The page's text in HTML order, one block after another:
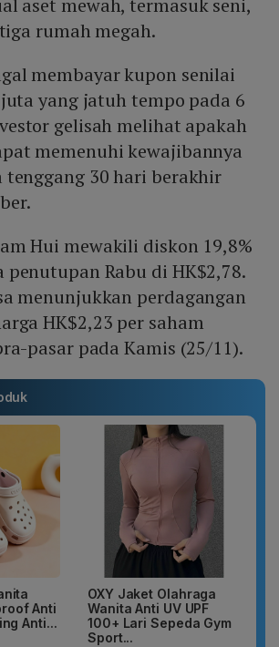
aset mewah, termasuk seni,
rumah megah.
membayar kupon senilai
yang jatuh tempo pada 6
gelisah melihat apakah
memenuhi kewajibannya
tenggang 30 hari berakhir
Hui mewakili diskon 19,8%
penutupan Rabu di HK$2,78.
menunjukkan perdagangan
HK$2,23 per saham
pasar pada Kamis (25/11).
Anti
Anti...
OXY Jaket Olahraga
Wanita Anti UV UPF
100+ Lari Sepeda Gym
Sport...